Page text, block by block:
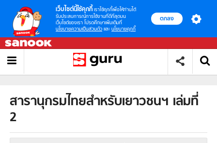
เว็บไซต์นี้ใช้คุกกี้ เราใช้คุกกี้เพื่อให้ท่านได้
รับประสบการณ์การใช้งานที่ดีที่สุดบน
เว็บไซต์ของเรา โปรดศึกษาเพิ่มเติมที่
นโยบายความเป็นส่วนตัว และ นโยบายคุกกี้
ตกลง
สารานุกรมไทยสำหรับเยาวชนฯ เล่มที่
2